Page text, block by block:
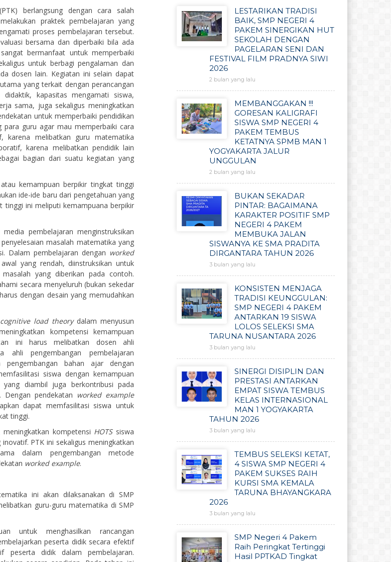
berlangsung dengan cara salah
praktek pembelajaran yang
proses pembelajaran tersebut.
bersama dan diperbaiki bila ada
bermanfaat untuk memperbaiki
untuk berbagi pengalaman dan
dosen lain. Kegiatan ini selain dapat
yang terkait dengan perancangan
didaktik, kapasitas mengamati siswa,
sama, juga sekaligus meningkatkan
untuk memperbaiki pendidikan
para guru agar mau memperbaiki cara
karena melibatkan guru matematika
karena melibatkan pendidik lain
bagian dari suatu kegiatan yang
kemampuan berpikir tingkat tinggi
ide-ide baru dari pengetahuan yang
tinggi ini meliputi kemampuana berpikir
pembelajaran menginstruksikan
masalah matematika yang
Dalam pembelajaran dengan worked
yang rendah, diinstruksikan untuk
yang diberikan pada contoh.
secara menyeluruh (bukan sekedar
dengan desain yang memudahkan
cognitive load theorydalam menyusun
kompetensi kemampuan
ini harus melibatkan dosen ahli
ahli pengembangan pembelajaran
bahan ajar dengan
siswa dengan kemampuan
diambil juga berkontribusi pada
pendekatan worked example
dapat memfasilitasi siswa untuk
tinggi.
kompetensi HOTSsiswa
PTK ini sekaligus meningkatkan
dalam pengembangan metode
worked example.
ini akan dilaksanakan di SMP
guru-guru matematika di SMP
untuk menghasilkan rancangan
peserta didik secara efektif
peserta didik dalam pembelajaran.
LESTARIKAN TRADISI
BAIK, SMP NEGERI 4
PAKEM SINERGIKAN HUT
SEKOLAH DENGAN
PAGELARAN SENI DAN
FESTIVAL FILM PRADNYA SIWI
2026
2 bulan yang lalu
MEMBANGGAKAN !!!
GORESAN KALIGRAFI
SISWA SMP NEGERI 4
PAKEM TEMBUS
KETATNYA SPMB MAN 1
YOGYAKARTA JALUR
UNGGULAN
2 bulan yang lalu
BUKAN SEKADAR
PINTAR: BAGAIMANA
KARAKTER POSITIF SMP
NEGERI 4 PAKEM
MEMBUKA JALAN
SISWANYA KE SMA PRADITA
DIRGANTARA TAHUN 2026
3 bulan yang lalu
KONSISTEN MENJAGA
TRADISI KEUNGGULAN:
SMP NEGERI 4 PAKEM
ANTARKAN 19 SISWA
LOLOS SELEKSI SMA
TARUNA NUSANTARA 2026
3 bulan yang lalu
SINERGI DISIPLIN DAN
PRESTASI ANTARKAN
EMPAT SISWA TEMBUS
KELAS INTERNASIONAL
MAN 1 YOGYAKARTA
TAHUN 2026
3 bulan yang lalu
TEMBUS SELEKSI KETAT,
4 SISWA SMP NEGERI 4
PAKEM SUKSES RAIH
KURSI SMA KEMALA
TARUNA BHAYANGKARA
2026
3 bulan yang lalu
SMP Negeri 4 Pakem
Raih Peringkat Tertinggi
Hasil PPTKAD Tingkat